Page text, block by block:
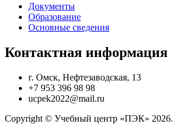
Документы
Образование
Основные сведения
Контактная информация
г. Омск, Нефтезаводская, 13
+7 953 396 98 98
ucpek2022@mail.ru
Copyright © Учебный центр «ПЭК» 2026.